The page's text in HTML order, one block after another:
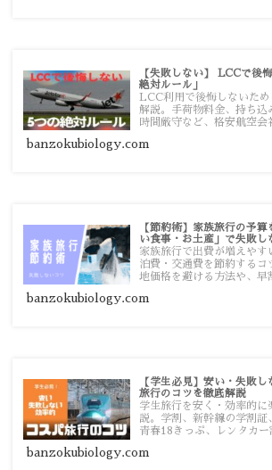
【失敗しない】 LCCで後
絶対ルール」
LCC利用で後悔しないため
解説。手荷物料金、持ち込
時間厳守など、格安航空会
す。
banzokubiology.com
【節約術】家族旅行の予
い食事・お土産」で失敗し
家族旅行で出費が増えやす
泊費・交通費を節約するコ
地価格を避ける方法や、早
banzokubiology.com
【学生必見】安い・失敗
旅行のコツを徹底解説
学生旅行を安く・効率的に
説。学割、新幹線の学割証
青春18きっぷ、レンタカ
banzokubiology.com